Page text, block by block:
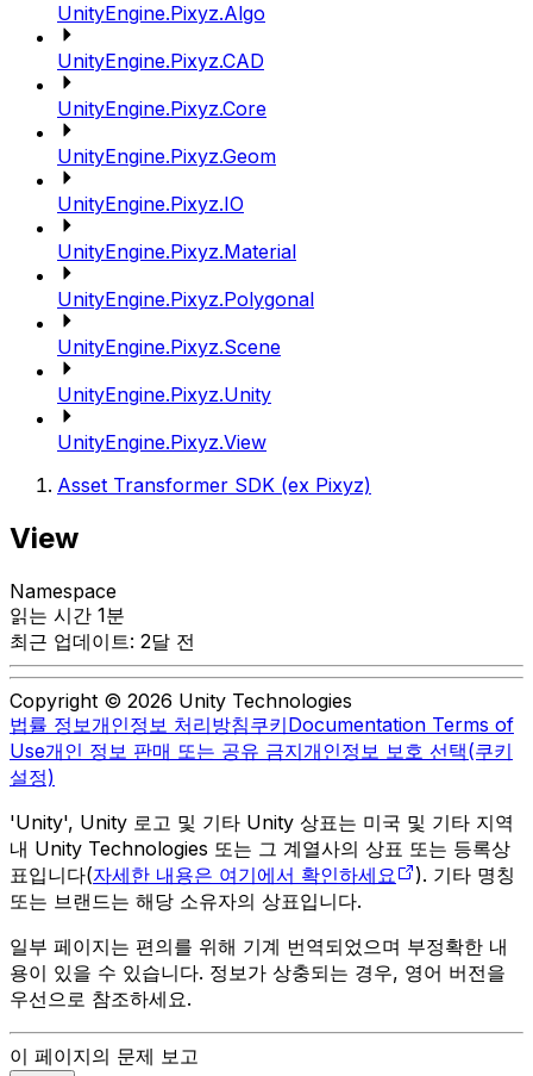
UnityEngine.Pixyz.Algo
UnityEngine.Pixyz.CAD
UnityEngine.Pixyz.Core
UnityEngine.Pixyz.Geom
UnityEngine.Pixyz.IO
UnityEngine.Pixyz.Material
UnityEngine.Pixyz.Polygonal
UnityEngine.Pixyz.Scene
UnityEngine.Pixyz.Unity
UnityEngine.Pixyz.View
Asset Transformer SDK (ex Pixyz)
View
Namespace
읽는 시간 1분
최근 업데이트: 2달 전
Copyright © 2026 Unity Technologies
법률 정보개인정보 처리방침쿠키Documentation Terms of
Use개인 정보 판매 또는 공유 금지개인정보 보호 선택(쿠키
설정)
'Unity', Unity 로고 및 기타 Unity 상표는 미국 및 기타 지역
내 Unity Technologies 또는 그 계열사의 상표 또는 등록상
표입니다(자세한 내용은 여기에서 확인하세요
). 기타 명칭
또는 브랜드는 해당 소유자의 상표입니다.
일부 페이지는 편의를 위해 기계 번역되었으며 부정확한 내
용이 있을 수 있습니다. 정보가 상충되는 경우, 영어 버전을
우선으로 참조하세요.
이 페이지의 문제 보고